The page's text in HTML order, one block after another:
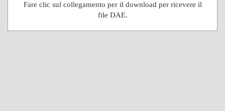
Fare clic sul collegamento per il download per ricevere il
file DAE.